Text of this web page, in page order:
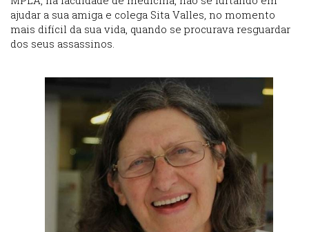
ajudar a sua amiga e colega Sita Valles, no momento
mais difícil da sua vida, quando se procurava resguardar
dos seus assassinos.